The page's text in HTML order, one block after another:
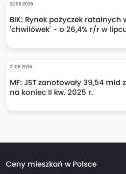
22.08.2025
BIK: Rynek pożyczek ratalnych
'chwilówek' - o 26,4% r/r w
21.08.2025
MF: JST zanotowały 39,54 mld
na koniec II kw. 2025 r.
Ceny mieszkań w Polsce